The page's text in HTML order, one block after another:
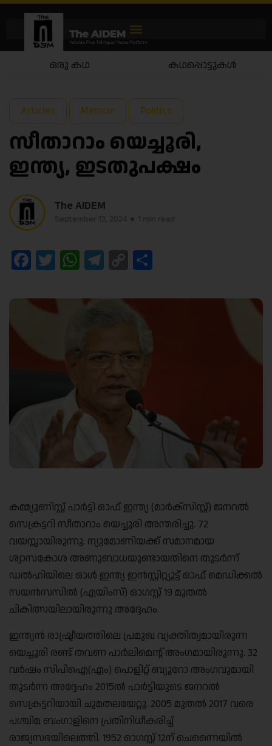
ഒരു കഥ കഥപ്പൊട്ടുകൾ
Articles Memoir Politics
സീതാറാം യെച്ചൂരി,
ഇന്ത്യ, ഇടതുപക്ഷം
The AIDEM
Facebook
Twitter
WhatsApp
Telegram
Copy
Link
കമ്മ്യൂണിസ്റ്റ് പാർട്ടി ഓഫ് ഇന്ത്യ (മാർക്സിസ്റ്റ്) ജനറൽ
സെക്രട്ടറി സീതാറാം യെച്ചൂരി അന്തരിച്ചു. 72
വയസ്സായിരുന്നു. ന്യുമോണിയക്ക് സമാനമായ
ശ്വാസകോശ അണുബാധയുണ്ടായതിനെ തുടർന്ന്
ഡൽഹിയിലെ ഓൾ ഇന്ത്യ ഇൻസ്റ്റിറ്റ്യൂട്ട് ഓഫ് മെഡിക്കൽ
സയൻസസിൽ (എയിംസ്) ഓഗസ്റ്റ് 19 മുതൽ
ചികിത്സയിലായിരുന്നു അദ്ദേഹം.
ഇന്ത്യൻ രാഷ്ട്രീയത്തിലെ പ്രമുഖ വ്യക്തിത്വമായിരുന്ന
യെച്ചൂരി രണ്ട് തവണ പാർലിമെൻ്റ് അംഗമായിരുന്നു. 32
വർഷം സിപിഐ(എം) പൊളിറ്റ് ബ്യൂറോ അംഗവുമായി
തുടർന്ന അദ്ദേഹം 2015ൽ പാർട്ടിയുടെ ജനറൽ
സെക്രട്ടറിയായി ചുമതലയേറ്റു. 2005 മുതൽ 2017 വരെ
പശ്ചിമ ബംഗാളിനെ പ്രതിനിധീകരിച്ച്
രാജ്യസഭയിലെത്തി. 1952 ഓഗസ്റ്റ് 12ന് ചെന്നൈയിൽ